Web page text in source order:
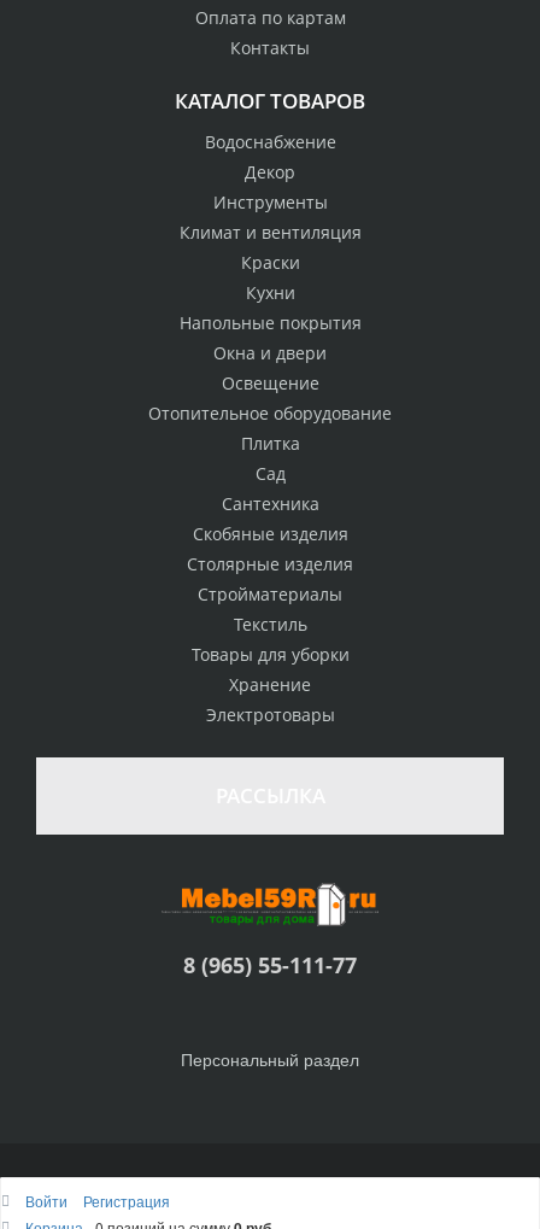
Оплата по картам
Контакты
КАТАЛОГ ТОВАРОВ
Водоснабжение
Декор
Инструменты
Климат и вентиляция
Краски
Кухни
Напольные покрытия
Окна и двери
Освещение
Отопительное оборудование
Плитка
Сад
Сантехника
Скобяные изделия
Столярные изделия
Стройматериалы
Текстиль
Товары для уборки
Хранение
Электротовары
8 (965) 55-111-77
Персональный раздел
© Интернет-магазин Товары для дома, 2010 - 2026
Войти
Регистрация